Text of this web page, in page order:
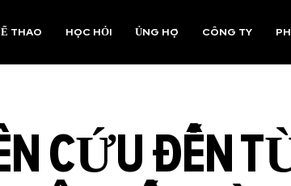
THAO HỌC HỎI ỦNG HỘ CÔNG TY
CỨU ĐẾN